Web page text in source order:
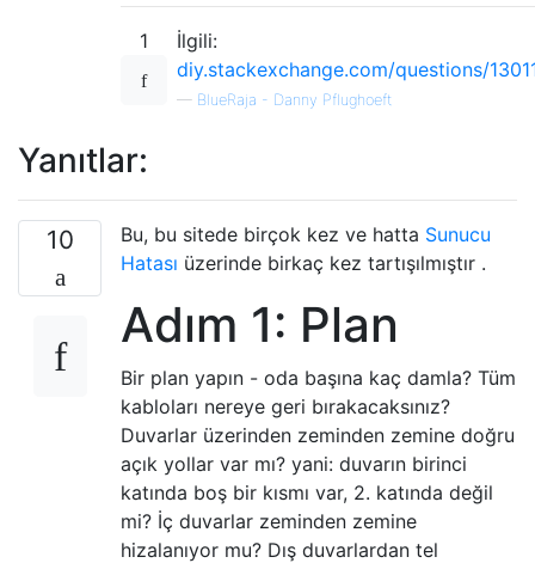
1
İlgili:
diy.stackexchange.com/questions/
— BlueRaja - Danny Pflughoeft
Yanıtlar:
10 Bu, bu sitede birçok kez ve hatta Sunucu
Hatası üzerinde birkaç kez tartışılmıştır .
Adım 1: Plan
Bir plan yapın - oda başına kaç damla? Tüm
kabloları nereye geri bırakacaksınız?
Duvarlar üzerinden zeminden zemine doğru
açık yollar var mı? yani: duvarın birinci
katında boş bir kısmı var, 2. katında değil
mi? İç duvarlar zeminden zemine
hizalanıyor mu? Dış duvarlardan tel